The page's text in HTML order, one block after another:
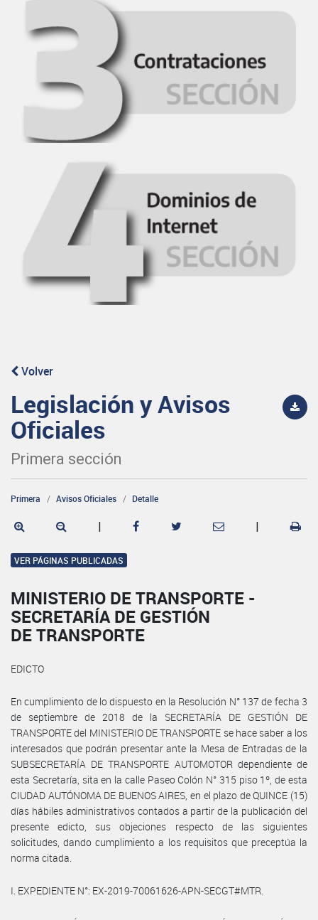
Volver
Legislación y Avisos
Oficiales
Primera sección
Primera Avisos Oficiales Detalle
| |
VER PÁGINAS PUBLICADAS
MINISTERIO DE TRANSPORTE -
SECRETARÍA DE GESTIÓN
DE TRANSPORTE
EDICTO
En cumplimiento de lo dispuesto en la Resolución N° 137 de fecha 3
de septiembre de 2018 de la SECRETARÍA DE GESTIÓN DE
TRANSPORTE del MINISTERIO DE TRANSPORTE se hace saber a los
interesados que podrán presentar ante la Mesa de Entradas de la
SUBSECRETARÍA DE TRANSPORTE AUTOMOTOR dependiente de
esta Secretaría, sita en la calle Paseo Colón N° 315 piso 1º, de esta
CIUDAD AUTÓNOMA DE BUENOS AIRES, en el plazo de QUINCE (15)
días hábiles administrativos contados a partir de la publicación del
presente edicto, sus objeciones respecto de las siguientes
solicitudes, dando cumplimiento a los requisitos que preceptúa la
norma citada.
I. EXPEDIENTE N°: EX-2019-70061626-APN-SECGT#MTR.